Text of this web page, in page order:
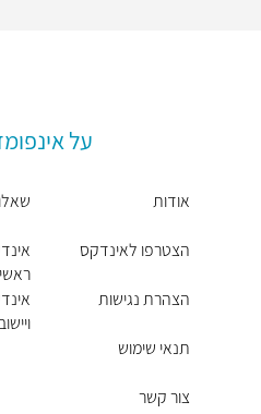
על
אודות
הצטרפו לאינדקס
הצהרת נגישות
תנאי שימוש
צור קשר